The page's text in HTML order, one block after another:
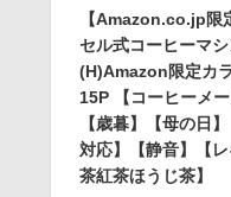
【Amazon.co.jp限
セル式コーヒーマ
(H)Amazon限定カ
15P 【コーヒーメ
【歳暮】【母の日
対応】【静音】【
茶紅茶ほうじ茶】